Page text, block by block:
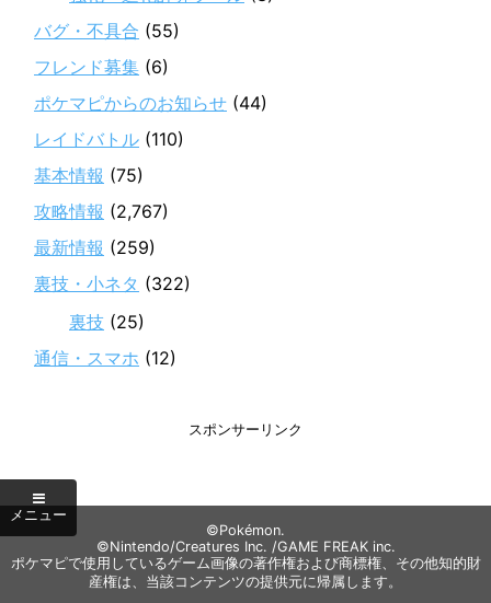
バグ・不具合 (55)
フレンド募集 (6)
ポケマピからのお知らせ (44)
レイドバトル (110)
基本情報 (75)
攻略情報 (2,767)
最新情報 (259)
裏技・小ネタ (322)
裏技 (25)
通信・スマホ (12)
スポンサーリンク
©Pokémon.
©Nintendo/Creatures Inc. /GAME FREAK inc.
ポケマピで使用しているゲーム画像の著作権および商標権、その他知的財
産権は、当該コンテンツの提供元に帰属します。